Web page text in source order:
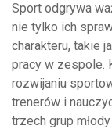
Sport odgrywa
nie tylko ich
charakteru, takie
pracy w zespole.
rozwijaniu
trenerów i
trzech grup